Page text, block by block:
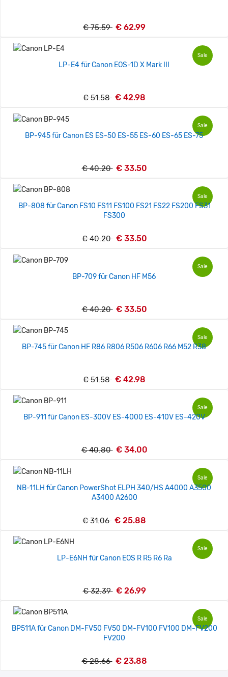
€ 75.59 € 62.99
Sale
LP-E4 für Canon EOS-1D X Mark III
€ 51.58 € 42.98
Sale
BP-945 für Canon ES ES-50 ES-55 ES-60 ES-65 ES-75
€ 40.20 € 33.50
Sale
BP-808 für Canon FS10 FS11 FS100 FS21 FS22 FS200 FS31
FS300
€ 40.20 € 33.50
Sale
BP-709 für Canon HF M56
€ 40.20 € 33.50
Sale
BP-745 für Canon HF R86 R806 R506 R606 R66 M52 R38
€ 51.58 € 42.98
Sale
BP-911 für Canon ES-300V ES-4000 ES-410V ES-420V
€ 40.80 € 34.00
Sale
NB-11LH für Canon PowerShot ELPH 340/HS A4000 A3500
A3400 A2600
€ 31.06 € 25.88
Sale
LP-E6NH für Canon EOS R R5 R6 Ra
€ 32.39 € 26.99
Sale
BP511A für Canon DM-FV50 FV50 DM-FV100 FV100 DM-FV200
FV200
€ 28.66 € 23.88